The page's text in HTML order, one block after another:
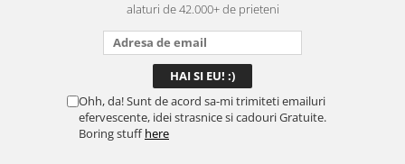
alaturi de 42.000+ de prieteni
Ohh, da! Sunt de acord sa-mi trimiteti emailuri
efervescente, idei strasnice si cadouri Gratuite.
Boring stuffhere